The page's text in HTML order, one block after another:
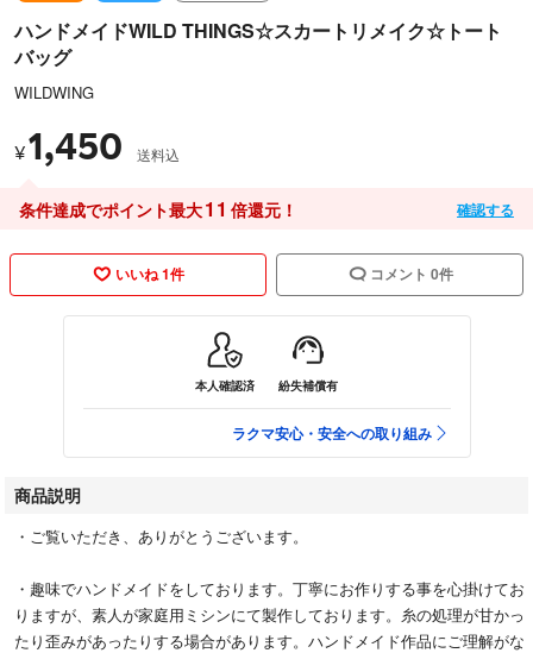
ハンドメイドWILD THINGS☆スカートリメイク☆トート
バッグ
WILDWING
¥1,450 送料込
条件達成でポイント最大11 倍還元！ 確認する
いいね 1件 コメント 0件
本人確認済 紛失補償有
ラクマ安心・安全への取り組み
商品説明
・ご覧いただき、ありがとうございます。
・趣味でハンドメイドをしております。丁寧にお作りする事を心掛けてお
りますが、素人が家庭用ミシンにて製作しております。糸の処理が甘かっ
たり歪みがあったりする場合があります。ハンドメイド作品にご理解がな